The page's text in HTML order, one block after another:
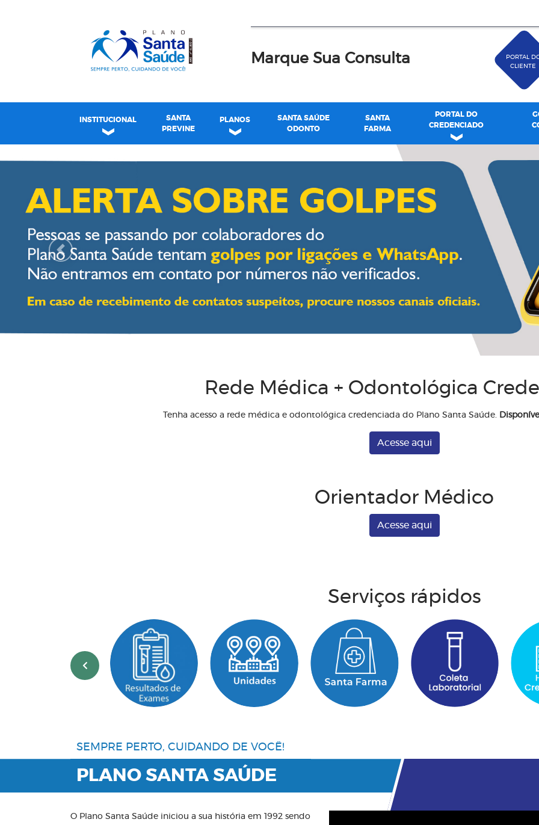
Marque Sua Consulta
PORTAL
CLIENTE
INSTITUCIONAL
SANTA
PREVINE
PLANOS
SANTA SAÚDE
ODONTO
SANTA
FARMA
PORTAL DO
CREDENCIADO
Plano Santa Casa Saúde
Previous
Rede Médica + Odontológica
Tenha acesso a rede médica e odontológica credenciada do Plano Santa Saúde.
Orientador Médico
Serviços rápidos
SEMPRE PERTO, CUIDANDO DE VOCÊ!